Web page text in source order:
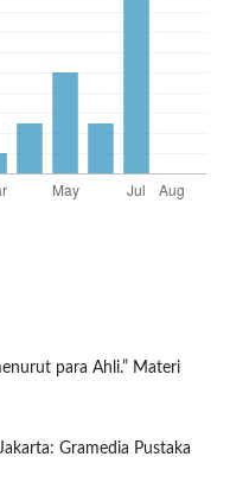
para Ahli.” Materi
Gramedia Pustaka